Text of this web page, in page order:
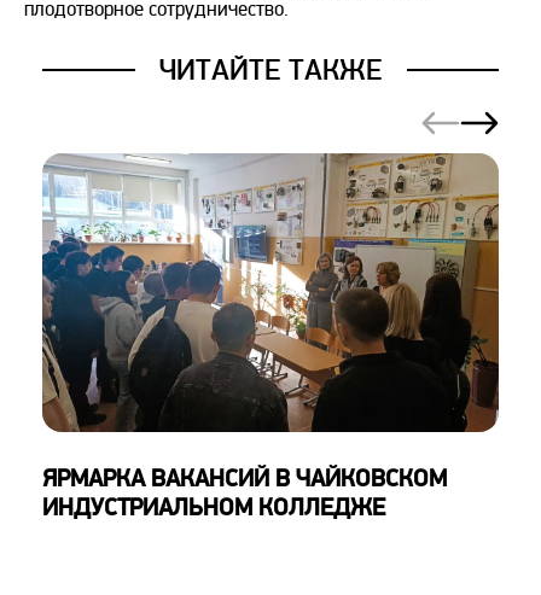
плодотворное сотрудничество.
ЧИТАЙТЕ ТАКЖЕ
ЯРМАРКА ВАКАНСИЙ В ЧАЙКОВСКОМ
ИНДУСТРИАЛЬНОМ КОЛЛЕДЖЕ